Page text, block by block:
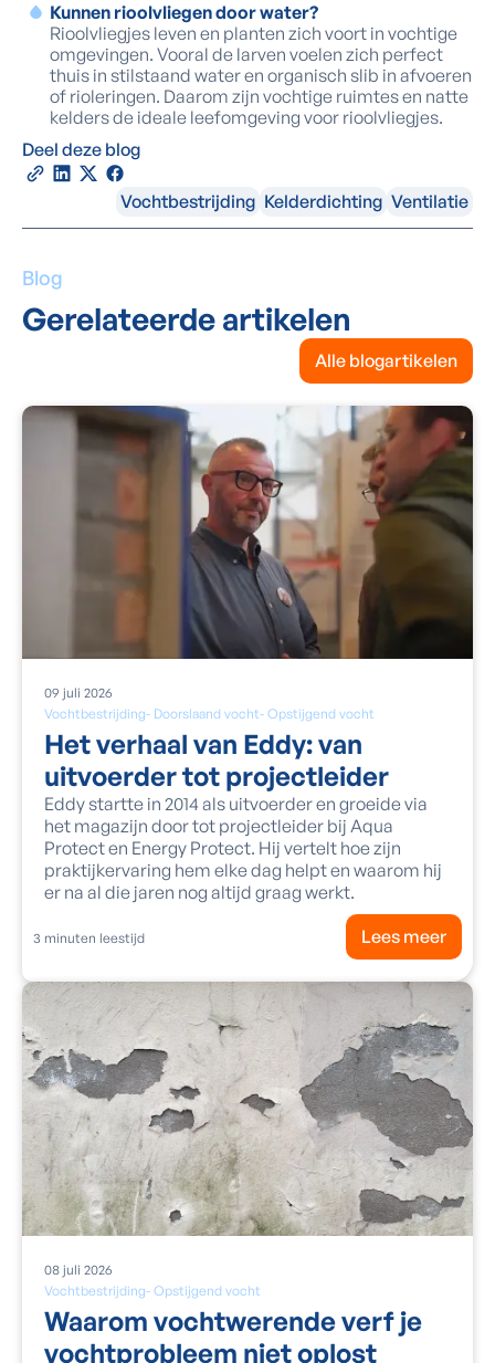
Kunnen rioolvliegen door water?
Rioolvliegjes leven en planten zich voort in vochtige
omgevingen. Vooral de larven voelen zich perfect
thuis in stilstaand water en organisch slib in afvoeren
of rioleringen. Daarom zijn vochtige ruimtes en natte
kelders de ideale leefomgeving voor rioolvliegjes.
Deel deze blog
Vochtbestrijding Kelderdichting Ventilatie
Blog
Gerelateerde artikelen
Alle blogartikelen
Vochtbestrijding- Doorslaand vocht- Opstijgend vocht
09 juli 2026
Het verhaal van Eddy: van
uitvoerder tot projectleider
Eddy startte in 2014 als uitvoerder en groeide via
het magazijn door tot projectleider bij Aqua
Protect en Energy Protect. Hij vertelt hoe zijn
praktijkervaring hem elke dag helpt en waarom hij
er na al die jaren nog altijd graag werkt.
3 minuten leestijd Lees meer
Vochtbestrijding- Opstijgend vocht
08 juli 2026
Waarom vochtwerende verf je
vochtprobleem niet oplost